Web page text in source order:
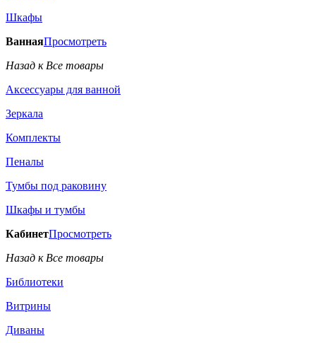
Шкафы
ВаннаяПросмотреть
Назад к Все товары
Аксессуары для ванной
Зеркала
Комплекты
Пеналы
Тумбы под раковину
Шкафы и тумбы
КабинетПросмотреть
Назад к Все товары
Библиотеки
Витрины
Диваны